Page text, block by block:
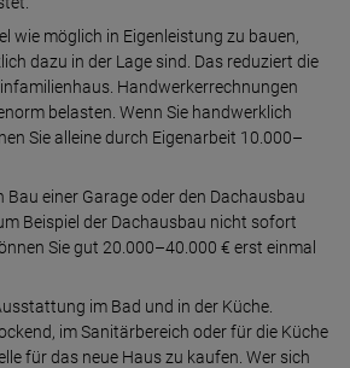
wie möglich in Eigenleistung zu bauen,
dazu in der Lage sind. Das reduziert die
Handwerkerrechnungen
belasten. Wenn Sie handwerklich
Sie alleine durch Eigenarbeit 10.000–
Bau einer Garage oder den Dachausbau
Beispiel der Dachausbau nicht sofort
Sie gut 20.000–40.000 € erst einmal
im Bad und in der Küche.
im Sanitärbereich oder für die Küche
für das neue Haus zu kaufen. Wer sich